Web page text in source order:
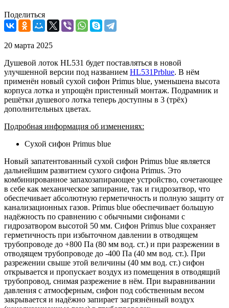
Поделиться
20 марта 2025
Душевой лоток HL531 будет поставляться в новой
улучшенной версии под названием HL531Prblue. В нём
применён новый сухой сифон Primus blue, уменьшена высота
корпуса лотка и упрощён пристенный монтаж. Подрамник и
решётки душевого лотка теперь доступны в 3 (трёх)
дополнительных цветах.
Подробная информация об изменениях:
Сухой сифон Primus blue
Новый запатентованный сухой сифон Primus blue является
дальнейшим развитием сухого сифона Primus. Это
комбинированное запахозапирающее устройство, сочетающее
в себе как механическое запирание, так и гидрозатвор, что
обеспечивает абсолютную герметичность и полную защиту от
канализационных газов. Primus blue обеспечивает большую
надёжность по сравнению с обычными сифонами с
гидрозатвором высотой 50 мм. Сифон Primus blue сохраняет
герметичность при избыточном давлении в отводящем
трубопроводе до +800 Па (80 мм вод. ст.) и при разрежении в
отводящем трубопроводе до -400 Па (40 мм вод. ст.). При
разрежении свыше этой величины (40 мм вод. ст.) сифон
открывается и пропускает воздух из помещения в отводящий
трубопровод, снимая разрежение в нём. При выравнивании
давления с атмосферным, сифон под собственным весом
закрывается и надёжно запирает загрязнённый воздух